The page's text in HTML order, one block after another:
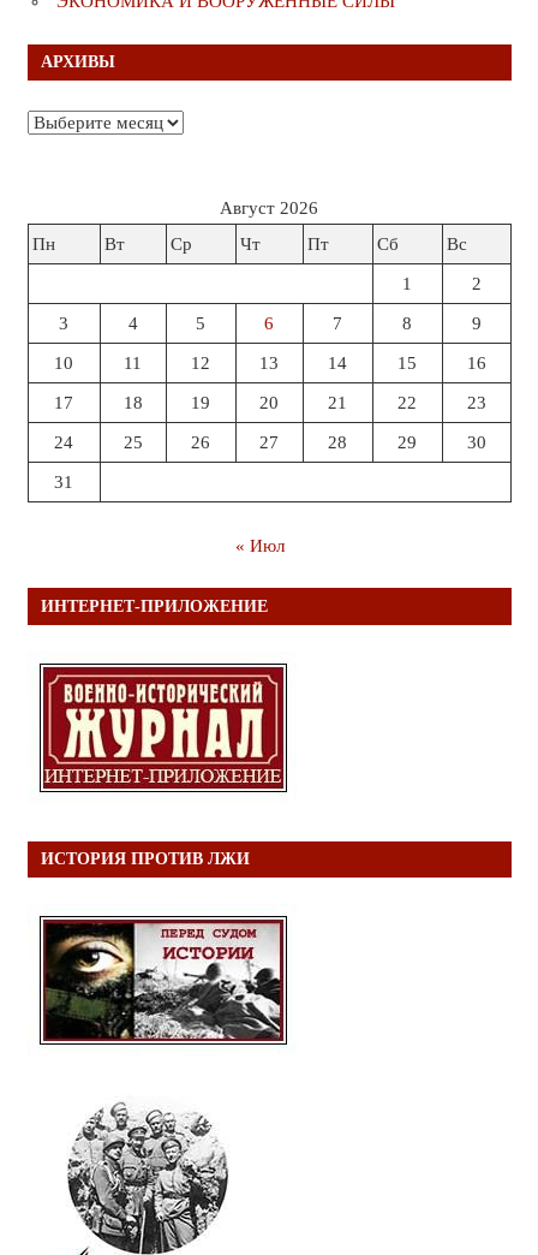
АРХИВЫ
Архивы
Август 2026
Пн
Вт Ср Чт Пт Сб Вс
1 2
3 4 5 6 7 8 9
10 11 12 13 14 15 16
17 18 19 20 21 22 23
24 25 26 27 28 29 30
31
« Июл
ИНТЕРНЕТ-ПРИЛОЖЕНИЕ
ИСТОРИЯ ПРОТИВ ЛЖИ